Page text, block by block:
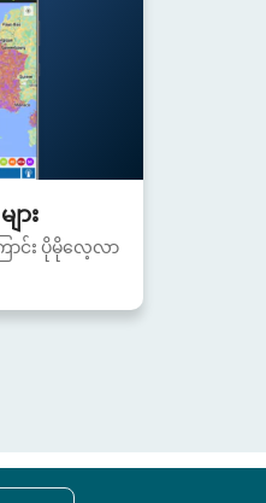
ား
ာင်း ပိုမိုလေ့လာ